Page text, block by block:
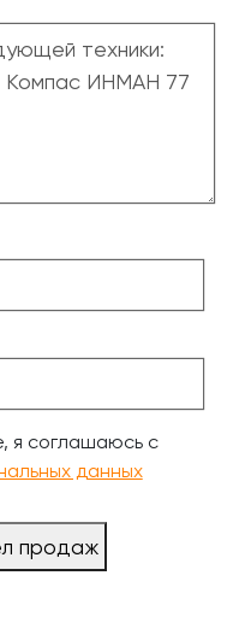
я соглашаюсь с
данных
продаж